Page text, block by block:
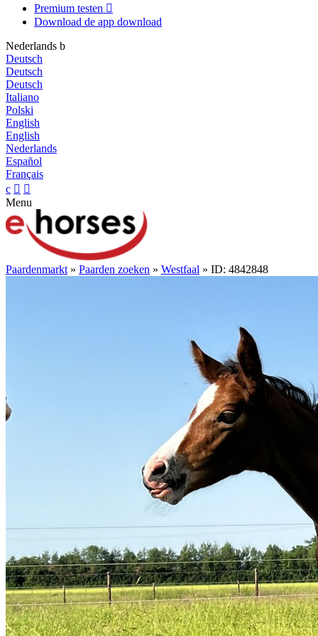
Premium testen 
Download de app download
Nederlands b
Deutsch
Deutsch
Deutsch
Italiano
Polski
English
English
Nederlands
Español
Français
c  
Menu
Paardenmarkt » Paarden zoeken » Westfaal » ID: 4842848